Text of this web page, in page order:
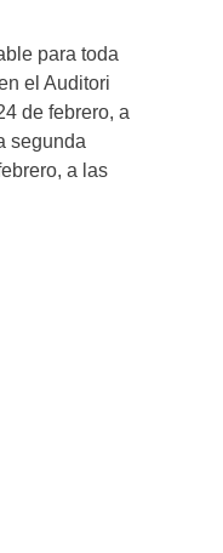
para toda
el Auditori
de febrero, a
segunda
a las